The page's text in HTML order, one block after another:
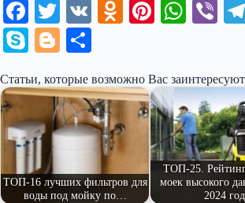
Fa
ce
bo
ok
T
wi
tte
r
V
O
la
ss
ni
ki
Pi
es
t
W
A
pp
Vi
S
pe
Bl
ge
r
ра
ви
ть
Статьи, которые возможно Вас заинтересуют
ТОП-16 лучших фильтров для
воды под мойку по…
ТОП-25.
моек высокого
2024 год